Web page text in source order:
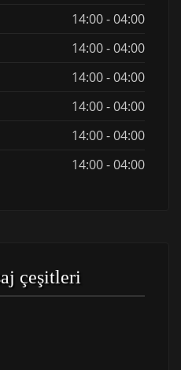
14:00 - 04:00
14:00 - 04:00
14:00 - 04:00
14:00 - 04:00
14:00 - 04:00
14:00 - 04:00
çeşitleri